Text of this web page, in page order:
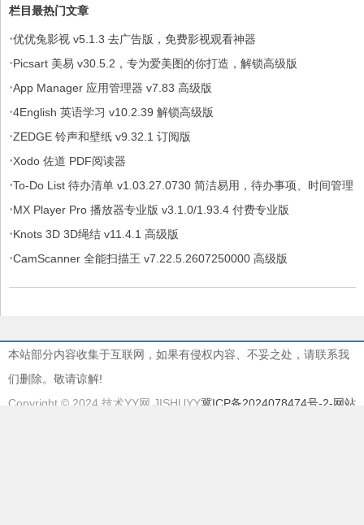
栏目最热门文章
·优优兔影视 v5.1.3 去广告版，免费影视观看神器
·Picsart 美易 v30.5.2，专为爱美图的你打造，解锁高级版
·App Manager 应用管理器 v7.83 高级版
·4English 英语学习 v10.2.39 解锁高级版
·ZEDGE 铃声和壁纸 v9.32.1 订阅版
·Xodo 佐道 PDF阅读器
·To-Do List 待办清单 v1.03.27.0730 简洁易用，待办事项、时间管理
软件，解锁专业版
·MX Player Pro 播放器专业版 v3.1.0/1.93.4 付费专业版
·Knots 3D 3D绳结 v11.4.1 高级版
·CamScanner 全能扫描王 v7.22.5.2607250000 高级版
本站部分内容收集于互联网，如果有侵权内容、不妥之处，请联系我
们删除。敬请谅解!
Copyright © 2024 技术YY网 JISHUYY冀ICP备2024078474号-2-网站